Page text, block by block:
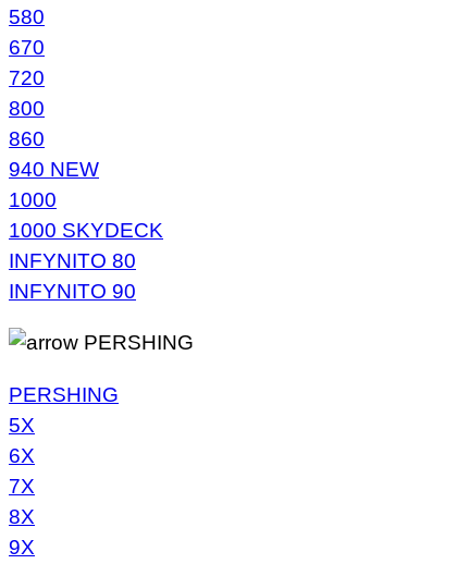
580
670
720
800
860
940 NEW
1000
1000 SKYDECK
INFYNITO 80
INFYNITO 90
PERSHING
PERSHING
5X
6X
7X
8X
9X